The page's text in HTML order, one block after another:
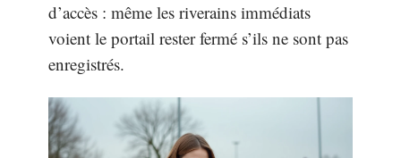
d’accès : même les riverains immédiats
voient le portail rester fermé s’ils ne sont pas
enregistrés.